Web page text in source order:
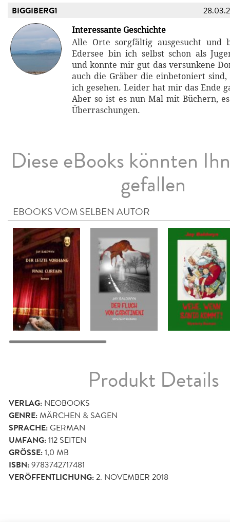
BIGGIBERG1
Interessante Geschichte
Alle Orte sorgfältig ausgesucht und
Edersee bin ich selbst schon als
und konnte mir gut das versunkene
auch die Gräber die einbetoniert sind,
ich gesehen. Leider hat mir das Ende
Aber so ist es nun Mal mit Büchern,
Überraschungen.
Diese eBooks könnten
gefallen
EBOOKS VOM SELBEN AUTOR
Produkt Details
VERLAG: NEOBOOKS
GENRE:MÄRCHEN & SAGEN
SPRACHE:GERMAN
UMFANG:112 SEITEN
GRÖSSE: 1,0 MB
ISBN:9783742717481
VERÖFFENTLICHUNG:2. NOVEMBER 2018